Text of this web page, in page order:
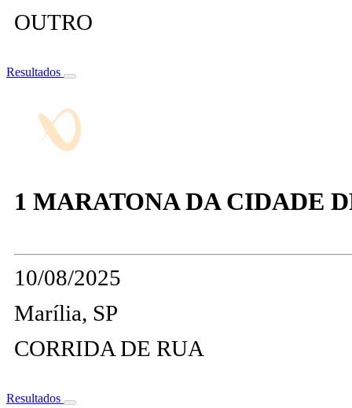
OUTRO
Resultados
1 MARATONA DA CIDADE
10/08/2025
Marília, SP
CORRIDA DE RUA
Resultados